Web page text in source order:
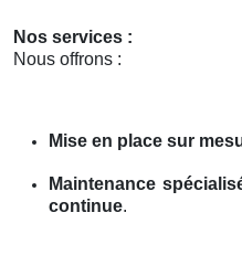
Nos services :
Nous offrons :
Mise en place sur
Maintenance
continue.